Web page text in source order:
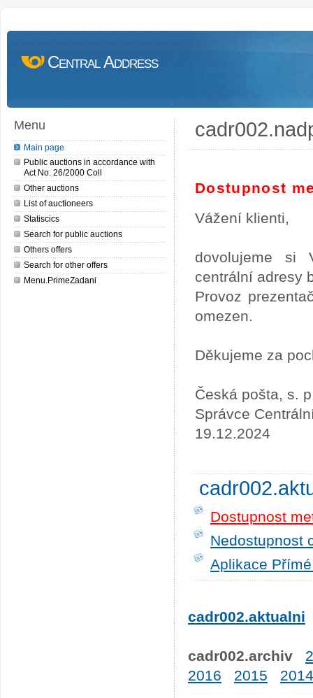
Central Address
Menu
Main page
Public auctions in accordance with
Act No. 26/2000 Coll
Other auctions
List of auctioneers
Statiscics
Search for public auctions
Others offers
Search for other offers
Menu.PrimeZadani
Dostupnost
Vážení klienti,
dovolujeme si
centrální adresy
Provoz
omezen.
Děkujeme za
Česká pošta, s.
Správce
19.12.2024
Dostupnost
Nedostupnost
Aplikace
cadr002.aktualni
cadr002.archiv
2016
2015 2014